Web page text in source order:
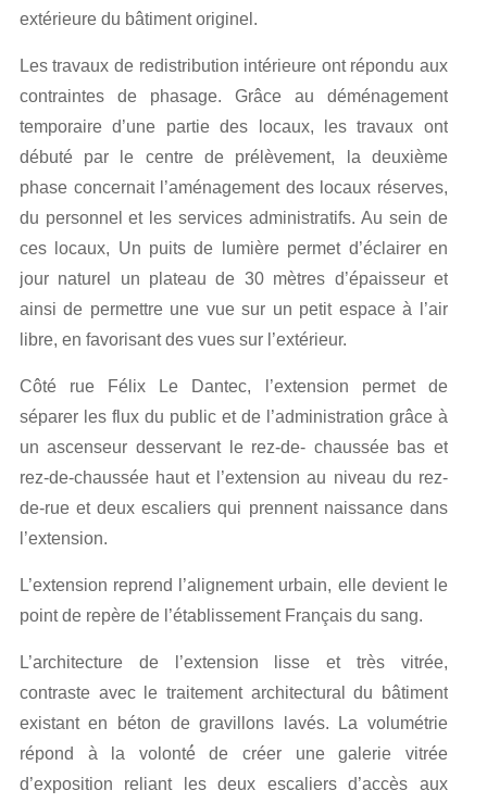
extérieure du bâtiment originel.
Les travaux de redistribution intérieure ont répondu aux
contraintes de phasage. Grâce au déménagement
temporaire d’une partie des locaux, les travaux ont
débuté par le centre de prélèvement, la deuxième
phase concernait l’aménagement des locaux réserves,
du personnel et les services administratifs. Au sein de
ces locaux, Un puits de lumière permet d’éclairer en
jour naturel un plateau de 30 mètres d’épaisseur et
ainsi de permettre une vue sur un petit espace à l’air
libre, en favorisant des vues sur l’extérieur.
Côté rue Félix Le Dantec, l’extension permet de
séparer les flux du public et de l’administration grâce à
un ascenseur desservant le rez-de- chaussée bas et
rez-de-chaussée haut et l’extension au niveau du rez-
de-rue et deux escaliers qui prennent naissance dans
l’extension.
L’extension reprend l’alignement urbain, elle devient le
point de repère de l’établissement Français du sang.
L’architecture de l’extension lisse et très vitrée,
contraste avec le traitement architectural du bâtiment
existant en béton de gravillons lavés. La volumétrie
répond à la volonté́ de créer une galerie vitrée
d’exposition reliant les deux escaliers d’accès aux